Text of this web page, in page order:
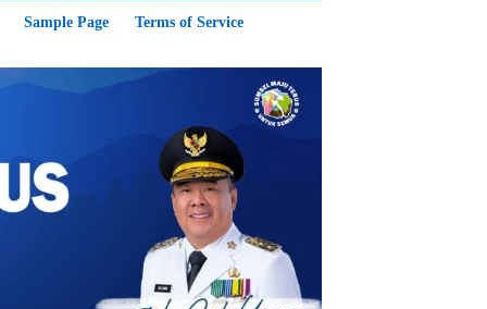
Sample Page Terms of Service